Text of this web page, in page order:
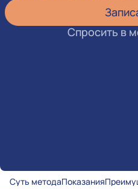
Спросить в
Суть методаПоказания